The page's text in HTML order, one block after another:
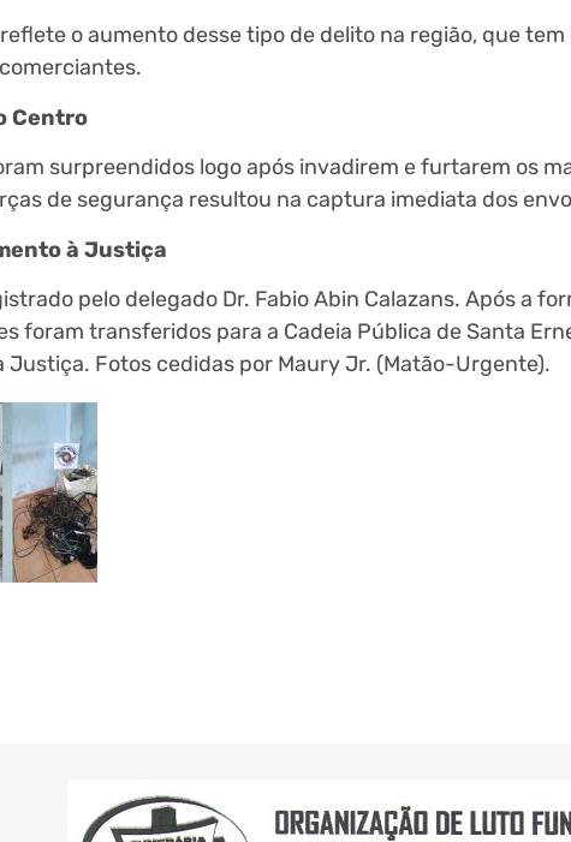
o aumento desse tipo de delito na região, que
Centro
surpreendidos logo após invadirem e furtarem os
de segurança resultou na captura imediata dos
à Justiça
pelo delegado Dr. Fabio Abin Calazans. Após a
foram transferidos para a Cadeia Pública de Santa
Justiça. Fotos cedidas por Maury Jr. (Matão-Urgente).